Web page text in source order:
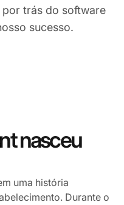
por trás do software
sucesso.
nasceu
uma história
Durante o